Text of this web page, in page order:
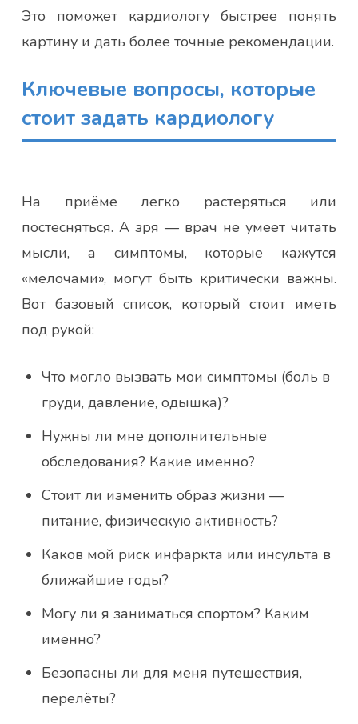
Это поможет кардиологу быстрее понять
картину и дать более точные рекомендации.
Ключевые вопросы, которые
стоит задать кардиологу
На приёме легко растеряться или
постесняться. А зря — врач не умеет читать
мысли, а симптомы, которые кажутся
«мелочами», могут быть критически важны.
Вот базовый список, который стоит иметь
под рукой:
Что могло вызвать мои симптомы (боль в
груди, давление, одышка)?
Нужны ли мне дополнительные
обследования? Какие именно?
Стоит ли изменить образ жизни —
питание, физическую активность?
Каков мой риск инфаркта или инсульта в
ближайшие годы?
Могу ли я заниматься спортом? Каким
именно?
Безопасны ли для меня путешествия,
перелёты?